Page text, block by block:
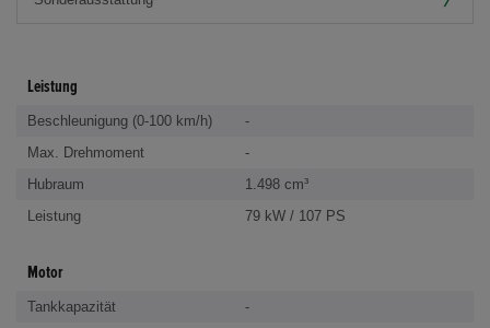
Leistung
Beschleunigung (0-100 km/h)
-
Max. Drehmoment
-
Hubraum
1.498 cm³
Leistung
79 kW / 107 PS
Motor
Tankkapazität
-